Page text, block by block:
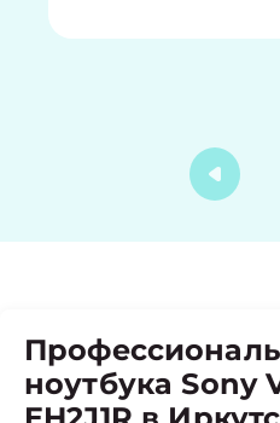
ноутбука Sony